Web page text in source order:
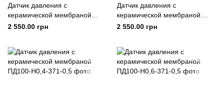
Датчик давления с
керамической мембраной
ПД100-Н1,0-311-0,5
2 550.00 грн
Датчик давления с
керамической мембраной
ПД100-Н1,6-311-0,5
2 550.00 грн